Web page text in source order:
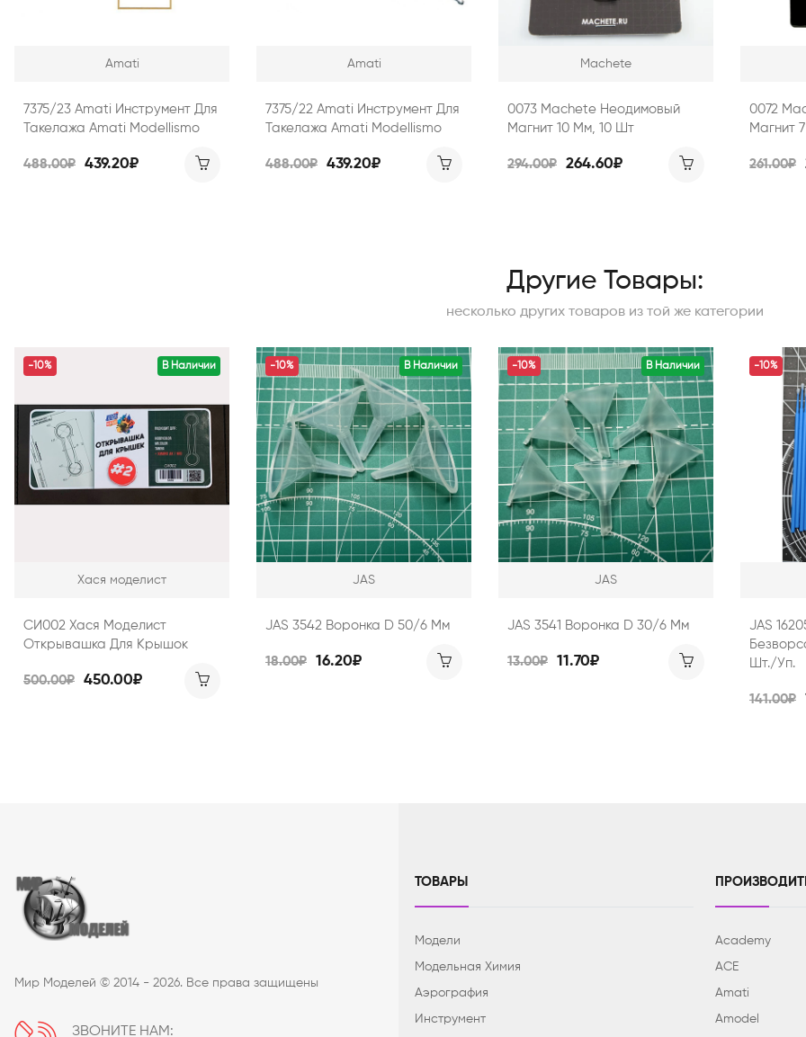
Amati
7375/23 Amati Инструмент Для
Такелажа Amati Modellismo
488.00₽ 439.20₽
Amati
7375/22 Amati Инструмент Для
Такелажа Amati Modellismo
488.00₽ 439.20₽
Machete
0073 Machete Неодимовый
Магнит 10 Мм, 10 Шт
294.00₽ 264.60₽
0072
Магнит
261.00₽
Другие Товары:
несколько других товаров из той же категории
В Наличии
-10%
Хася моделист
СИ002 Хася Моделист
Открывашка Для Крышок
500.00₽ 450.00₽
В Наличии
-10%
JAS
JAS 3542 Воронка D 50/6 Мм
18.00₽ 16.20₽
В Наличии
-10%
JAS
JAS 3541 Воронка D 30/6 Мм
13.00₽ 11.70₽
-10%
JAS
Шт./уп.
141.00₽
Мир Моделей © 2014 - 2026. Все права защищены
ЗВОНИТЕ НАМ:
ТОВАРЫ
Модели
Модельная Химия
Аэрография
Инструмент
Academy
ACE
Amati
Amodel